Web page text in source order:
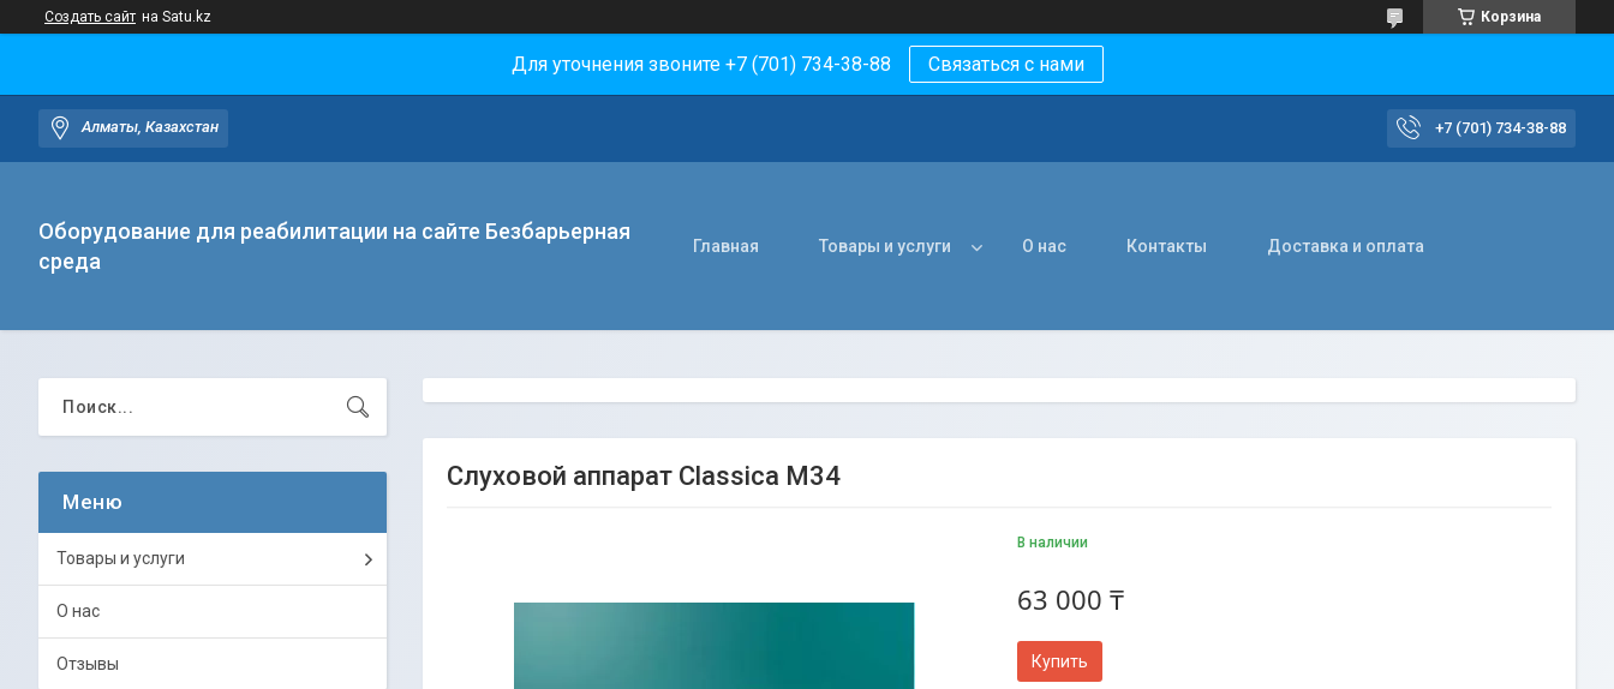
Создать сайт на Satu.kz Корзина
Для уточнения звоните +7 (701) 734-38-88 Связаться с нами
Алматы, Казахстан +7 (701) 734-38-88
Оборудование для реабилитации на сайте Безбарьерная
среда
Главная Товары и услуги О нас Контакты Доставка и оплата
Слуховой аппарат Classica M34
В наличии
63 000 ₸
Купить
Товары и услуги
О нас
Отзывы